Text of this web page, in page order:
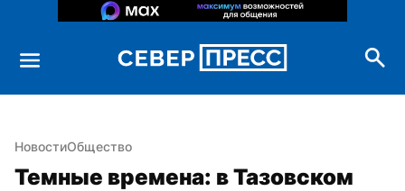
НовостиОбщество
Темные времена: в Тазовском